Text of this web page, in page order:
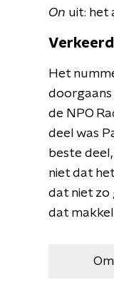
On uit: het
Het
doorgaans
de NPO
deel was
beste
niet dat
dat niet zo
dat